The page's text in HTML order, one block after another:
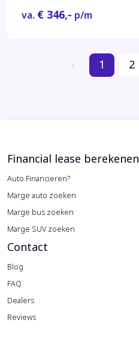
va. € 346,- p/m
‹ 1 2
Financial lease berekenen
Auto Financieren?
Marge auto zoeken
Marge bus zoeken
Marge SUV zoeken
Contact
Blog
FAQ
Dealers
Reviews